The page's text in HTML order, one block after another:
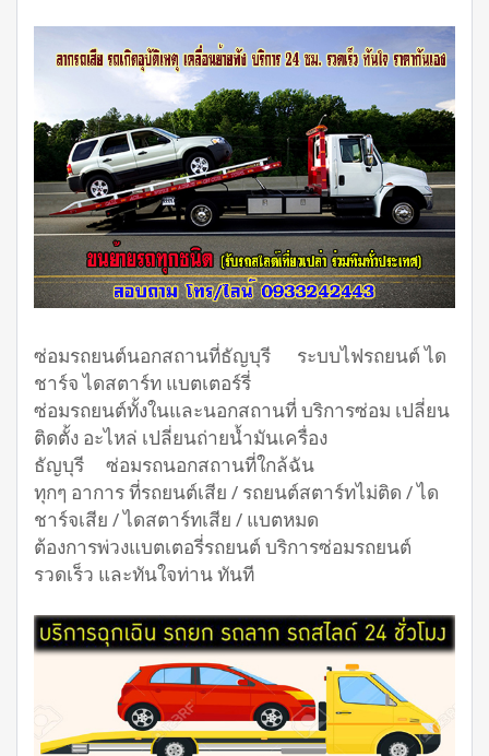
ซ่อมรถยนต์นอกสถานที่ธัญบุรี ระบบไฟรถยนต์ ได
ชาร์จ ไดสตาร์ท แบตเตอร์รี่
ซ่อมรถยนต์ทั้งในและนอกสถานที่ บริการซ่อม เปลี่ยน
ติดตั้ง อะไหล่ เปลี่ยนถ่ายน้ำมันเครื่อง
ธัญบุรี ซ่อมรถนอกสถานที่ใกล้ฉัน
ทุกๆ อาการ ที่รถยนต์เสีย / รถยนต์สตาร์ทไม่ติด / ได
ชาร์จเสีย / ไดสตาร์ทเสีย / แบตหมด
ต้องการพ่วงแบตเตอรี่รถยนต์ บริการซ่อมรถยนต์
รวดเร็ว และทันใจท่าน ทันที